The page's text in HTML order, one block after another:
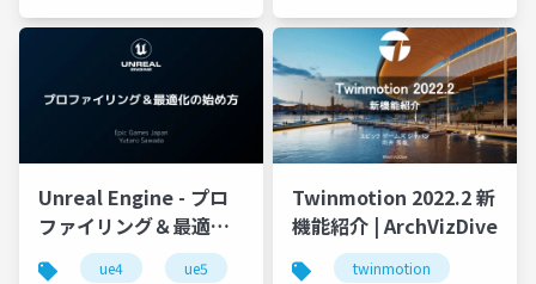
Unreal Engine - プロ
ファイリング＆最適化
の始め方
ue4 ue5 ue-optimize ue-nongame
Twinmotion 2022.2 新
機能紹介 | ArchVizDive
twinmotion